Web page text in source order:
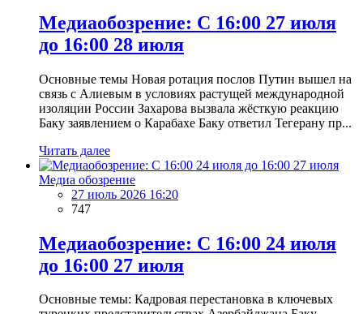
Медиаобозрение: С 16:00 27 июля
до 16:00 28 июля
Основные темы Новая ротация послов Путин вышел на
связь с Алиевым в условиях растущей международной
изоляции России Захарова вызвала жёсткую реакцию
Баку заявлением о Карабахе Баку ответил Тегерану пр...
Читать далее
Медиа обозрение
27 июль 2026 16:20
747
Медиаобозрение: С 16:00 24 июля
до 16:00 27 июля
Основные темы: Кадровая перестановка в ключевых